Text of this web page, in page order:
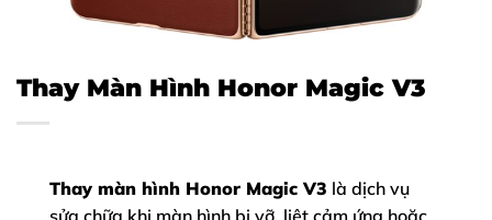
Thay Màn Hình Honor Magic V3
Thay màn hình Honor Magic V3 là dịch vụ
sửa chữa khi màn hình bị vỡ, liệt cảm ứng hoặc